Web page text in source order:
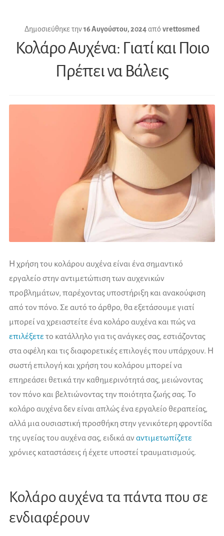
Δημοσιεύθηκε την16 Αυγούστου, 2024από vrettosmed
Κολάρο Αυχένα: Γιατί και Ποιο
Πρέπει να Βάλεις
Η χρήση του κολάρου αυχένα είναι ένα σημαντικό
εργαλείο στην αντιμετώπιση των αυχενικών
προβλημάτων, παρέχοντας υποστήριξη και ανακούφιση
από τον πόνο. Σε αυτό το άρθρο, θα εξετάσουμε γιατί
μπορεί να χρειαστείτε ένα κολάρο αυχένα και πώς να
επιλέξετε το κατάλληλο για τις ανάγκες σας, εστιάζοντας
στα οφέλη και τις διαφορετικές επιλογές που υπάρχουν. Η
σωστή επιλογή και χρήση του κολάρου μπορεί να
επηρεάσει θετικά την καθημερινότητά σας, μειώνοντας
τον πόνο και βελτιώνοντας την ποιότητα ζωής σας. Το
κολάρο αυχένα δεν είναι απλώς ένα εργαλείο θεραπείας,
αλλά μια ουσιαστική προσθήκη στην γενικότερη φροντίδα
της υγείας του αυχένα σας, ειδικά αν αντιμετωπίζετε
χρόνιες καταστάσεις ή έχετε υποστεί τραυματισμούς.
Κολάρο αυχένα τα πάντα που σε
ενδιαφέρουν